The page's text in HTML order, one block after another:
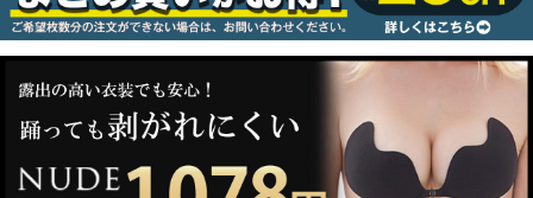
LINE連携でクーポンもらえる!!
コスプレ
クリスマス